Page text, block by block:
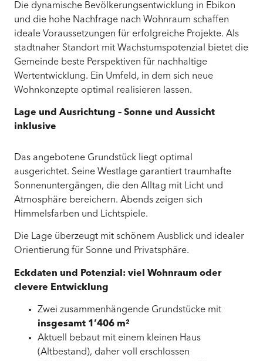
Die dynamische Bevölkerungsentwicklung in Ebikon
und die hohe Nachfrage nach Wohnraum schaffen
ideale Voraussetzungen für erfolgreiche Projekte. Als
stadtnaher Standort mit Wachstumspotenzial bietet die
Gemeinde beste Perspektiven für nachhaltige
Wertentwicklung. Ein Umfeld, in dem sich neue
Wohnkonzepte optimal realisieren lassen.
Lage und Ausrichtung – Sonne und Aussicht
inklusive
Das angebotene Grundstück liegt optimal
ausgerichtet. Seine Westlage garantiert traumhafte
Sonnenuntergängen, die den Alltag mit Licht und
Atmosphäre bereichern. Abends zeigen sich
Himmelsfarben und Lichtspiele.
Die Lage überzeugt mit schönem Ausblick und idealer
Orientierung für Sonne und Privatsphäre.
Eckdaten und Potenzial: viel Wohnraum oder
clevere Entwicklung
Zwei zusammenhängende Grundstücke mit
insgesamt 1’406 m²
Aktuell bebaut mit einem kleinen Haus
(Altbestand), daher voll erschlossen